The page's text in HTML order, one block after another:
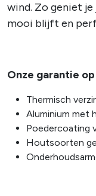
wind. Zo geniet je
mooi blijft en
Onze garantie
Thermisch
Aluminium met
Poedercoating
Houtsoorten